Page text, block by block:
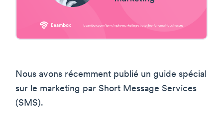
Nous avons récemment publié un guide spécial
sur le marketing par Short Message Services
(SMS).